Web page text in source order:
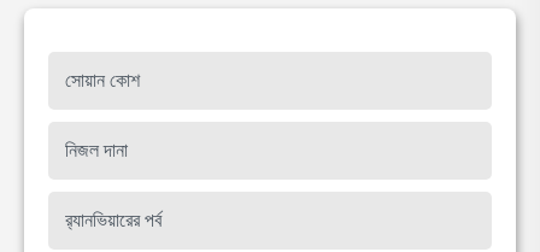
সোয়ান কোশ
নিজল দানা
র‍্যানভিয়ারের পর্ব